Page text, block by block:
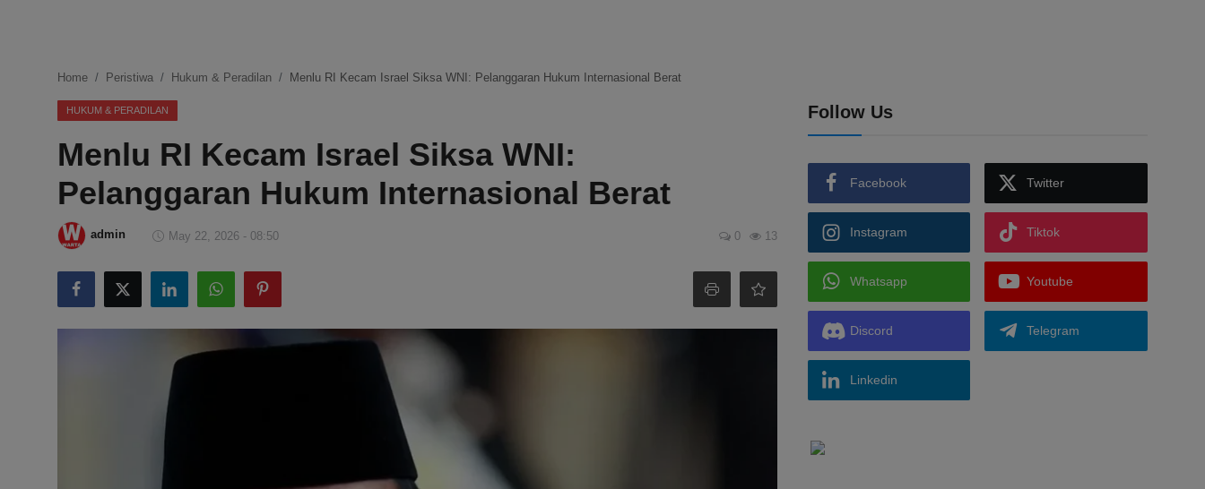
Ekonomi
Internasional
Teknologi
Hiburan
Kesehatan
Home Peristiwa Hukum & Peradilan Menlu RI Kecam Israel Siksa WNI: Pelanggaran Hukum Internasional Berat
HUKUM & PERADILAN
Menlu RI Kecam Israel Siksa WNI:
Pelanggaran Hukum Internasional Berat
admin May 22, 2026 - 08:50 0 13
Follow Us
Facebook Twitter
Instagram Tiktok
Whatsapp Youtube
Discord Telegram
Linkedin